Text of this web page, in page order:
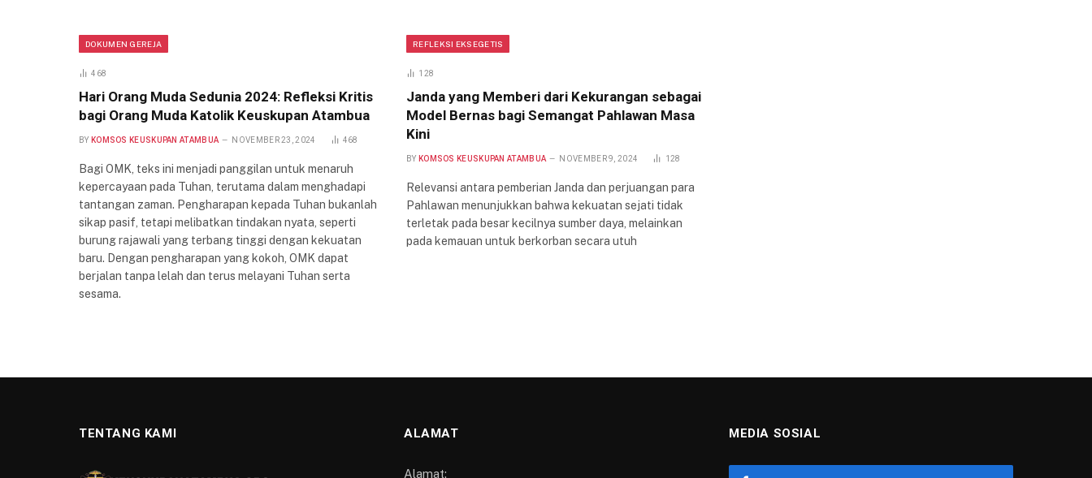
DOKUMEN GEREJA
468
Hari Orang Muda Sedunia 2024: Refleksi Kritis
bagi Orang Muda Katolik Keuskupan Atambua
BY KOMSOS KEUSKUPAN ATAMBUA NOVEMBER 23, 2024 468
Bagi OMK, teks ini menjadi panggilan untuk menaruh
kepercayaan pada Tuhan, terutama dalam menghadapi
tantangan zaman. Pengharapan kepada Tuhan bukanlah
sikap pasif, tetapi melibatkan tindakan nyata, seperti
burung rajawali yang terbang tinggi dengan kekuatan
baru. Dengan pengharapan yang kokoh, OMK dapat
berjalan tanpa lelah dan terus melayani Tuhan serta
sesama.
REFLEKSI EKSEGETIS
128
Janda yang Memberi dari Kekurangan sebagai
Model Bernas bagi Semangat Pahlawan Masa
Kini
BY KOMSOS KEUSKUPAN ATAMBUA NOVEMBER 9, 2024 128
Relevansi antara pemberian Janda dan perjuangan para
Pahlawan menunjukkan bahwa kekuatan sejati tidak
terletak pada besar kecilnya sumber daya, melainkan
pada kemauan untuk berkorban secara utuh
TENTANG KAMI ALAMAT
Alamat:
MEDIA SOSIAL